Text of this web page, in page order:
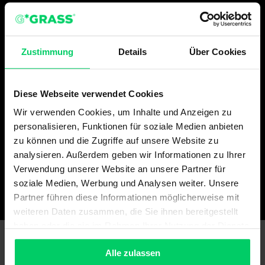
Zustimmung Details Über Cookies
Diese Webseite verwendet Cookies
Wir verwenden Cookies, um Inhalte und Anzeigen zu
personalisieren, Funktionen für soziale Medien anbieten
zu können und die Zugriffe auf unsere Website zu
analysieren. Außerdem geben wir Informationen zu Ihrer
Verwendung unserer Website an unsere Partner für
soziale Medien, Werbung und Analysen weiter. Unsere
Partner führen diese Informationen möglicherweise mit
weiteren Daten zusammen, die Sie ihnen bereitgestellt
gesammelt haben.
Alle zulassen
Du willst schon vor den
Schnuppertagen in unsere
Lehrwerkstätten schauen? Dann
beginne jetzt deinen virtuellen 360°
LEHRWERKSTATT GÖTZIS
LEHRWERKSTATT HÖCHST